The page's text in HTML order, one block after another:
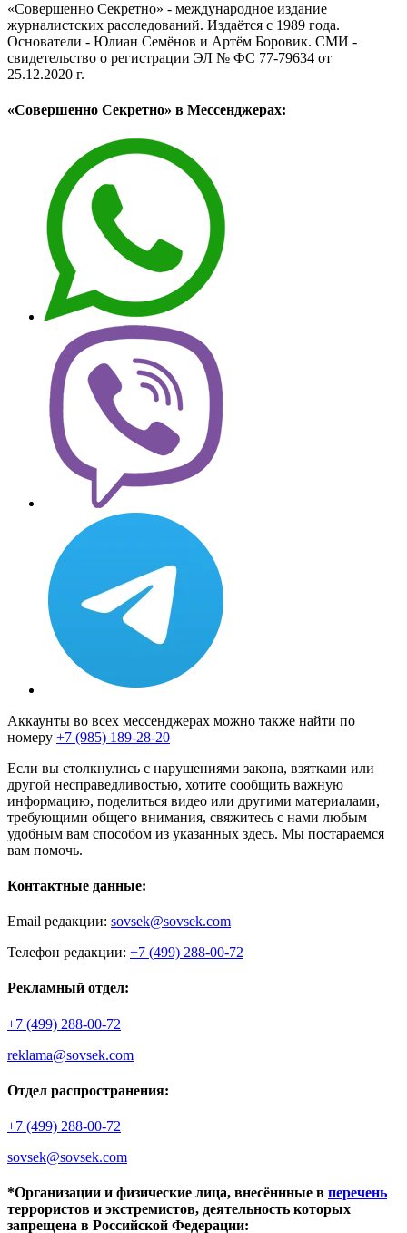
«Совершенно Секретно» - международное издание
журналистских расследований. Издаётся с 1989 года.
Основатели - Юлиан Семёнов и Артём Боровик. CМИ -
свидетельство о регистрации ЭЛ № ФС 77-79634 от
25.12.2020 г.
«Совершенно Секретно» в Мессенджерах:
Аккаунты во всех мессенджерах можно также найти по
номеру +7 (985) 189-28-20
Если вы столкнулись с нарушениями закона, взятками или
другой несправедливостью, хотите сообщить важную
информацию, поделиться видео или другими материалами,
требующими общего внимания, свяжитесь с нами любым
удобным вам способом из указанных здесь. Мы постараемся
вам помочь.
Контактные данные:
Email редакции: sovsek@sovsek.com
Телефон редакции: +7 (499) 288-00-72
Рекламный отдел:
+7 (499) 288-00-72
reklama@sovsek.com
Отдел распространения:
+7 (499) 288-00-72
sovsek@sovsek.com
*Организации и физические лица, внесённные в перечень
террористов и экстремистов, деятельность которых
запрещена в Российской Федерации: